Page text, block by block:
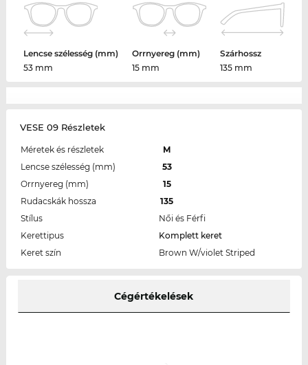
Lencse szélesség (mm)
53 mm
Orrnyereg (mm)
15 mm
Szárhossz
135 mm
VESE 09 Részletek
Méretek és részletek
M
Lencse szélesség (mm)
53
Orrnyereg (mm)
15
Rudacskák hossza
135
Stílus
Női és Férfi
Kerettipus
Komplett keret
Keret szín
Brown W/violet Striped
Cégértékelések